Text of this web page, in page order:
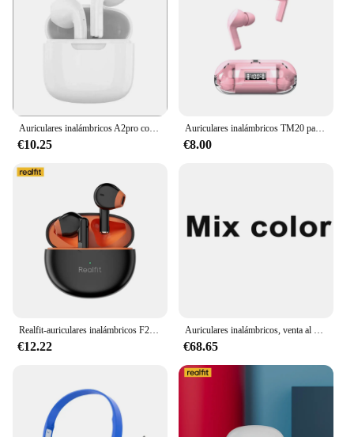
Auriculares inalámbricos A2pro con Bluetooth, cascos de media oreja con dibujos animados Macaron, reducción de ruido, Mini batería de alta duración, venta al por mayor
€10.25
Auriculares inalámbricos TM20 para hombre y mujer, audífonos deportivos con Bluetooth, micrófono estéreo con pantalla inteligente, venta al por mayor, novedad
€8.00
€12.22 €68.65